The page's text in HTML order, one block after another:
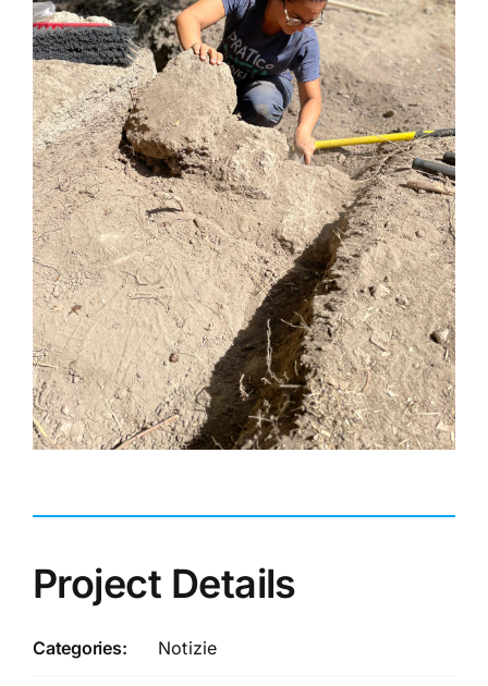
Project Details
Categories: Notizie